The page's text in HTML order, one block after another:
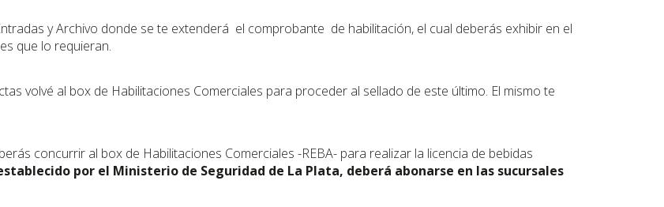
y Archivo donde se te extenderá el comprobante de habilitación, el cual deberás exhibir en el
que lo requieran.
volvé al box de Habilitaciones Comerciales para proceder al sellado de este último. El mismo te
concurrir al box de Habilitaciones Comerciales -REBA- para realizar la licencia de bebidas
por el Ministerio de Seguridad de La Plata, deberá abonarse en las sucursales